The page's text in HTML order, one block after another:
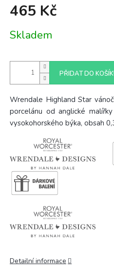
465 Kč
cena:
Skladem
PŘIDAT DO
Wrendale Highland Star
porcelánu od anglické
vysokohorského býka, obsah
Detailní informace